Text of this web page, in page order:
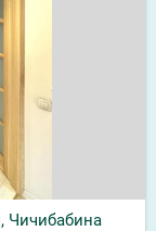
Чичибабина